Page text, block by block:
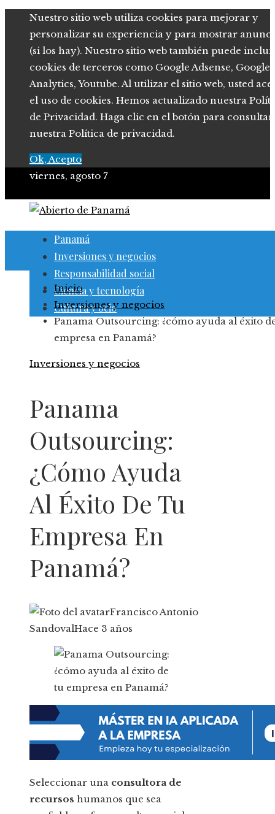
Nuestro sitio web utiliza cookies para mejorar y
personalizar su experiencia y para mostrar
(si los hay). Nuestro sitio web también puede
cookies de terceros como Google Adsense, Google
Analytics, Youtube. Al utilizar el sitio web, usted
el uso de cookies. Hemos actualizado nuestra
de Privacidad. Haga clic en el botón para consultar
nuestra Política de privacidad.
Ok, Acepto
viernes, agosto 7
Panamá
Inversiones y negocios
Responsabilidad social
Ciencia y tecnología
Cultura y ocio
Inicio
Inversiones y negocios
Panama Outsourcing: ¿cómo ayuda al éxito
empresa en Panamá?
Inversiones y negocios
Panama
Outsourcing:
¿cómo Ayuda
Al Éxito De Tu
Empresa En
Panamá?
Francisco Antonio
SandovalHace 3 años
Seleccionar una consultora de
recursos humanos que sea